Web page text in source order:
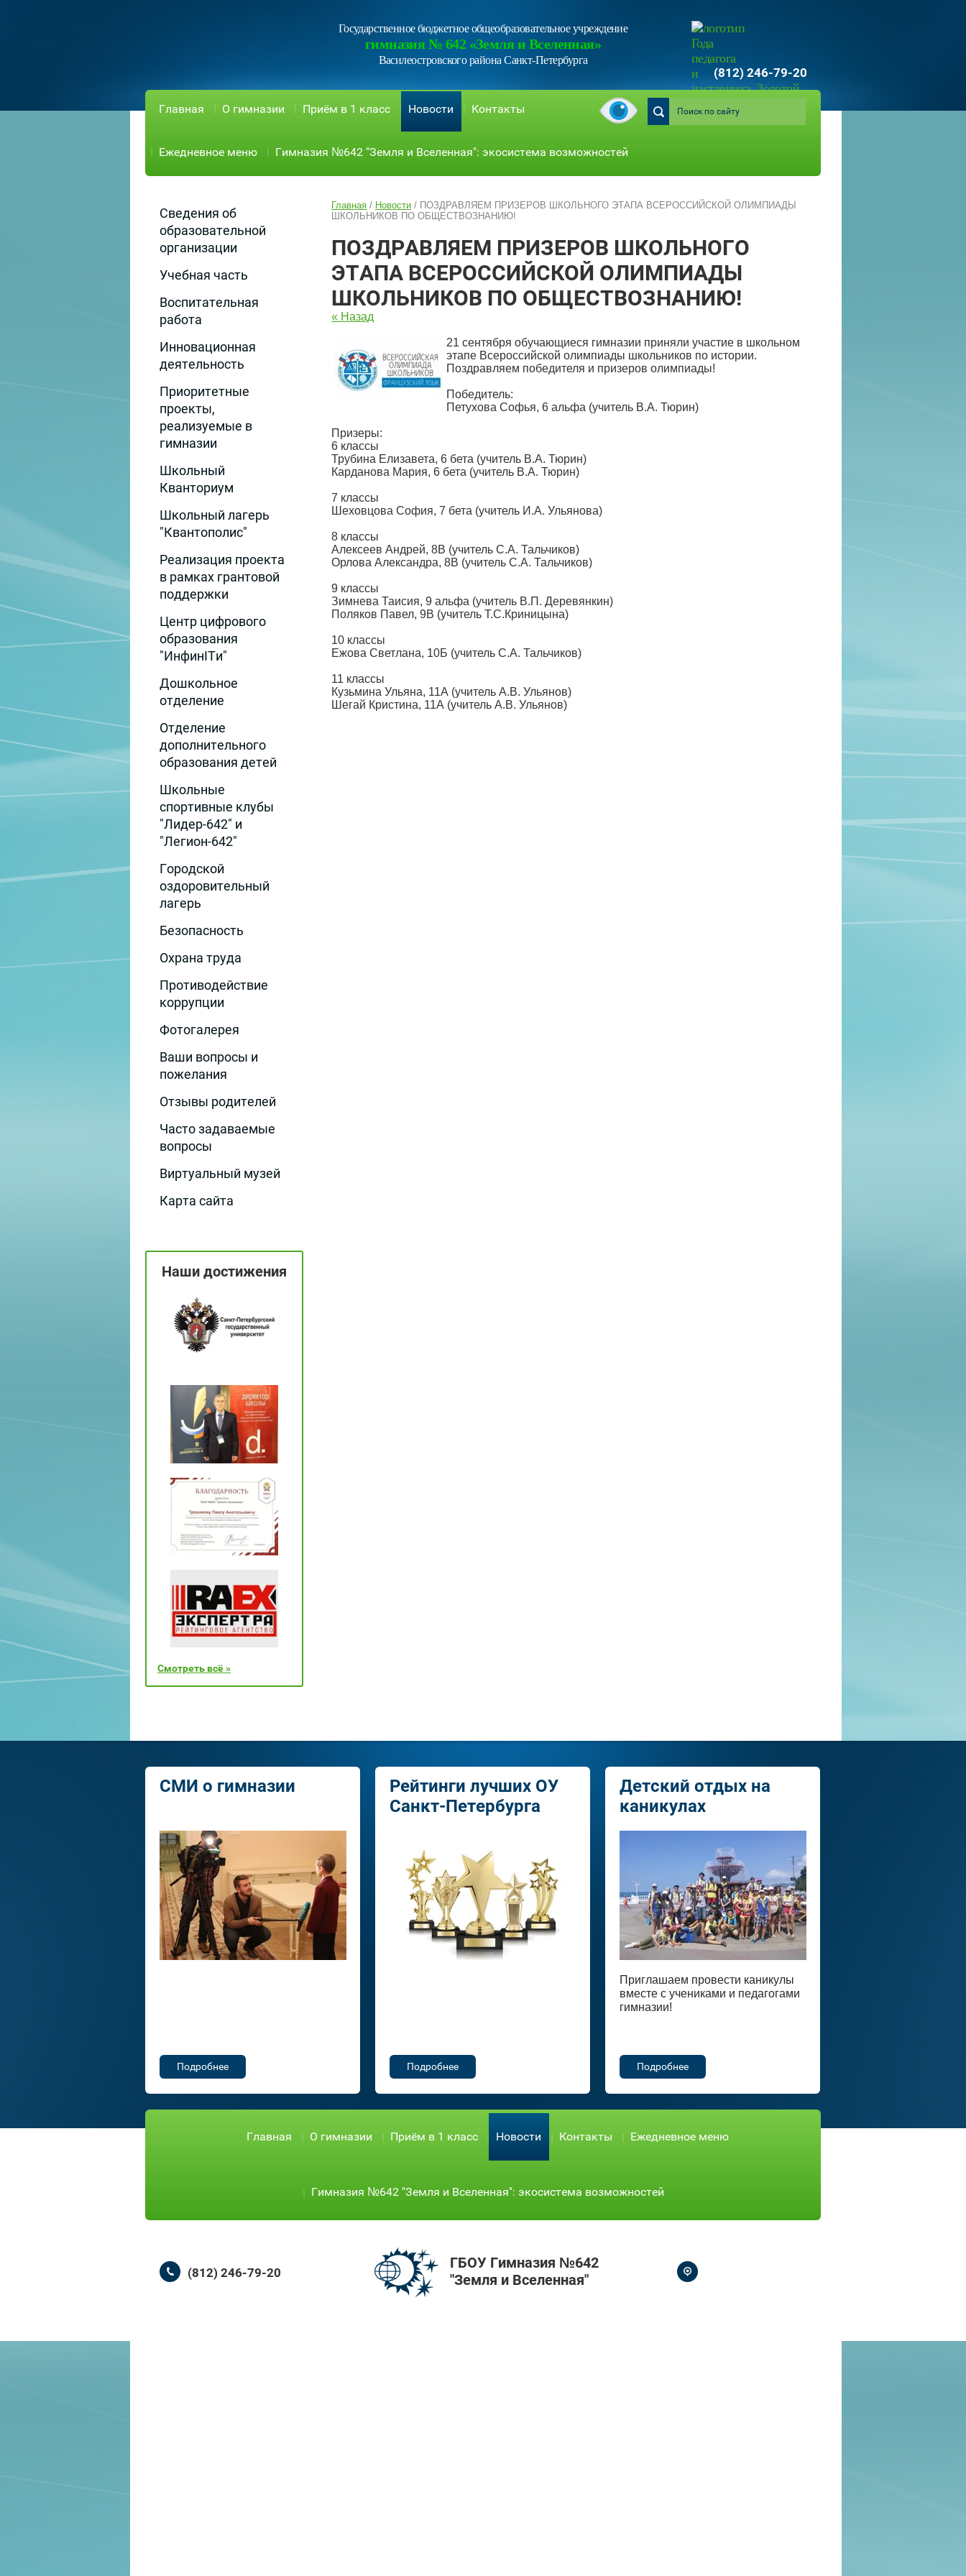
Государственное бюджетное общеобразовательное учреждение
гимназия № 642 «Земля и Вселенная»
Василеостровского района Санкт-Петербурга
(812) 246-79-20
Главная О гимназии Приём в 1 класс Новости Контакты
Ежедневное меню Гимназия №642 "Земля и Вселенная": экосистема возможностей
Сведения об
образовательной
организации
Учебная часть
Воспитательная
работа
Инновационная
деятельность
Приоритетные
проекты,
реализуемые в
гимназии
Школьный
Кванториум
Школьный лагерь
"Квантополис"
Реализация проекта
в рамках грантовой
поддержки
Центр цифрового
образования
"ИнфинITи"
Дошкольное
отделение
Отделение
дополнительного
образования детей
Школьные
спортивные клубы
"Лидер-642" и
"Легион-642"
Городской
оздоровительный
лагерь
Безопасность
Охрана труда
Противодействие
коррупции
Фотогалерея
Ваши вопросы и
пожелания
Отзывы родителей
Часто задаваемые
вопросы
Виртуальный музей
Карта сайта
Наши достижения
Смотреть всё »
Главная / Новости / ПОЗДРАВЛЯЕМ ПРИЗЕРОВ ШКОЛЬНОГО ЭТАПА ВСЕРОССИЙСКОЙ ОЛИМПИАДЫ
ШКОЛЬНИКОВ ПО ОБЩЕСТВОЗНАНИЮ!
ПОЗДРАВЛЯЕМ ПРИЗЕРОВ ШКОЛЬНОГО
ЭТАПА ВСЕРОССИЙСКОЙ ОЛИМПИАДЫ
ШКОЛЬНИКОВ ПО ОБЩЕСТВОЗНАНИЮ!
« Назад
21 сентября обучающиеся гимназии приняли участие в школьном
этапе Всероссийской олимпиады школьников по истории.
Поздравляем победителя и призеров олимпиады!
Победитель:
Петухова Софья, 6 альфа (учитель В.А. Тюрин)
Призеры:
6 классы
Трубина Елизавета, 6 бета (учитель В.А. Тюрин)
Карданова Мария, 6 бета (учитель В.А. Тюрин)
7 классы
Шеховцова София, 7 бета (учитель И.А. Ульянова)
8 классы
Алексеев Андрей, 8В (учитель С.А. Тальчиков)
Орлова Александра, 8В (учитель С.А. Тальчиков)
9 классы
Зимнева Таисия, 9 альфа (учитель В.П. Деревянкин)
Поляков Павел, 9В (учитель Т.С.Криницына)
10 классы
Ежова Светлана, 10Б (учитель С.А. Тальчиков)
11 классы
Кузьмина Ульяна, 11А (учитель А.В. Ульянов)
Шегай Кристина, 11А (учитель А.В. Ульянов)
СМИ о гимназии
Подробнее
Рейтинги лучших ОУ
Санкт-Петербурга
Подробнее
Детский отдых на
каникулах
Приглашаем провести каникулы
вместе с учениками и педагогами
гимназии!
Подробнее
Главная О гимназии Приём в 1 класс Новости Контакты Ежедневное меню
Гимназия №642 "Земля и Вселенная": экосистема возможностей
(812) 246-79-20
ГБОУ Гимназия №642
"Земля и Вселенная"